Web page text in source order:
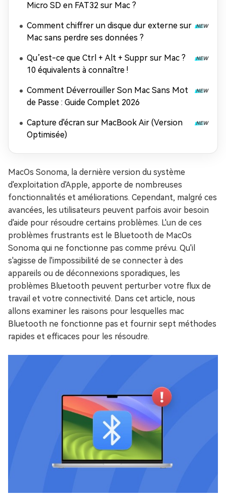
Micro SD en FAT32 sur Mac ?
Comment chiffrer un disque dur externe sur
Mac sans perdre ses données ?
Qu’est-ce que Ctrl + Alt + Suppr sur Mac ?
10 équivalents à connaître !
Comment Déverrouiller Son Mac Sans Mot
de Passe : Guide Complet 2026
Capture d'écran sur MacBook Air (Version
Optimisée)
MacOs Sonoma, la dernière version du système
d'exploitation d'Apple, apporte de nombreuses
fonctionnalités et améliorations. Cependant, malgré ces
avancées, les utilisateurs peuvent parfois avoir besoin
d'aide pour résoudre certains problèmes. L'un de ces
problèmes frustrants est le Bluetooth de MacOs
Sonoma qui ne fonctionne pas comme prévu. Qu'il
s'agisse de l'impossibilité de se connecter à des
appareils ou de déconnexions sporadiques, les
problèmes Bluetooth peuvent perturber votre flux de
travail et votre connectivité. Dans cet article, nous
allons examiner les raisons pour lesquelles mac
Bluetooth ne fonctionne pas et fournir sept méthodes
rapides et efficaces pour les résoudre.